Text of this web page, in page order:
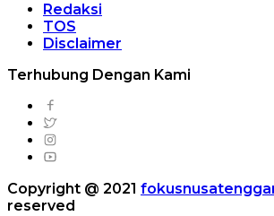
Redaksi
TOS
Disclaimer
Terhubung Dengan Kami
Copyright @ 2021
reserved